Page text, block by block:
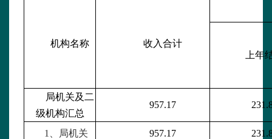
机构名称
收入合计
上年
局机关及二
级机构汇总
957.17
1、局机关 957.17